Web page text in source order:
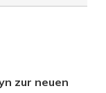
zur neuen